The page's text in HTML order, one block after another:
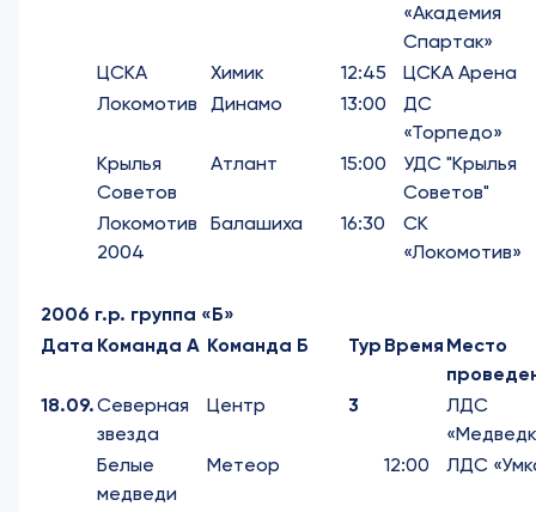
«Академия
Спартак»
ЦСКА
Химик 12:45
ЦСКА Арена
Локомотив
Динамо 13:00
ДС
«Торпедо»
Крылья
Советов
Атлант 15:00
УДС "Крылья
Советов"
Локомотив
2004
Балашиха 16:30
СК
«Локомотив»
2006 г.р. группа «Б»
Дата Команда А Команда Б Тур Время Место
18.09.Северная
звезда
Центр 3
ЛДС
Белые
медведи
Метеор 12:00 ЛДС